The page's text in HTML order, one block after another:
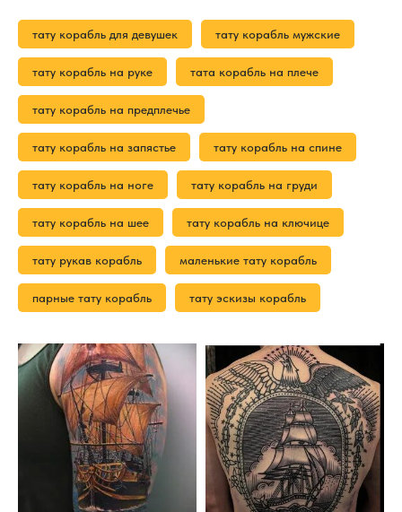
тату корабль для девушек тату корабль мужские
тату корабль на руке тата корабль на плече
тату корабль на предплечье
тату корабль на запястье тату корабль на спине
тату корабль на ноге тату корабль на груди
тату корабль на шее тату корабль на ключице
тату рукав корабль маленькие тату корабль
парные тату корабль тату эскизы корабль